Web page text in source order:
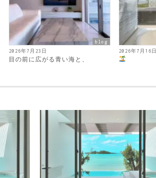
blog
2026年7月23日
目の前に広がる青い海と、
2026年7月16日